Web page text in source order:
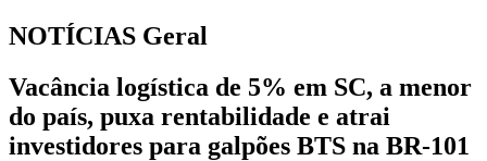
NOTÍCIAS Geral
Vacância logística de 5% em SC, a menor
do país, puxa rentabilidade e atrai
investidores para galpões BTS na BR-101